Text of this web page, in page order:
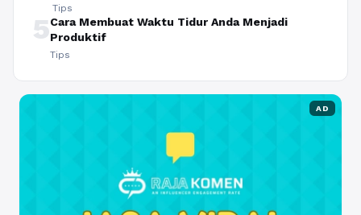
Tips
5Cara Membuat Waktu Tidur Anda Menjadi
Produktif
Tips
AD